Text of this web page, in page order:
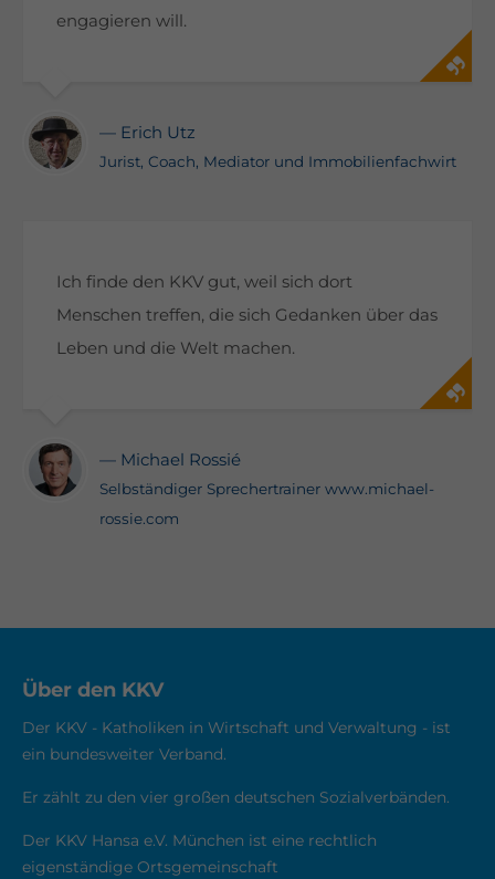
engagieren will.
— Erich Utz
Jurist, Coach, Mediator und Immobilienfachwirt
Ich finde den KKV gut, weil sich dort
Menschen treffen, die sich Gedanken über das
Leben und die Welt machen.
— Michael Rossié
Selbständiger Sprechertrainer www.michael-
rossie.com
Über den KKV
Der KKV - Katholiken in Wirtschaft und Verwaltung - ist
ein bundesweiter Verband.
Er zählt zu den vier großen deutschen Sozialverbänden.
Der KKV Hansa e.V. München ist eine rechtlich
eigenständige Ortsgemeinschaft